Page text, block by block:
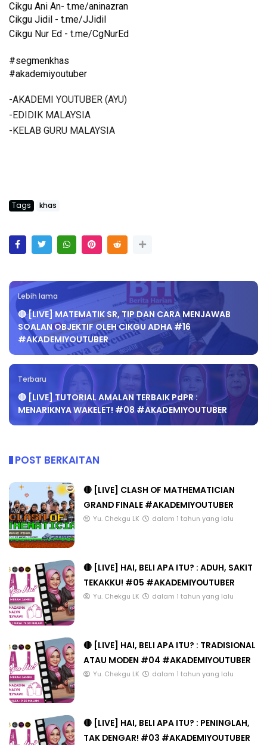
Cikgu Ani An- t.me/aninazran
Cikgu Jidil - t.me/JJidil
Cikgu Nur Ed - t.me/CgNurEd
#segmenkhas
#akademiyoutuber
-AKADEMI YOUTUBER (AYU)
-EDIDIK MALAYSIA
-KELAB GURU MALAYSIA
Tags khas
Lebih lama
🔴 [LIVE] MATEMATIK SR, TIP DAN CARA MENJAWAB
SOALAN OBJEKTIF OLEH CIKGU ADHA #16
#AKADEMIYOUTUBER
Terbaru
🔴 [LIVE] TUTORIAL AMALAN TERBAIK PdPR :
MENARIKNYA WAKELET! #08 #AKADEMIYOUTUBER
POST BERKAITAN
🔴 [LIVE] CLASH OF MATHEMATICIAN
GRAND FINALE #AKADEMIYOUTUBER
Yu. Chekgu LK dalam 1 tahun yang lalu
🔴 [LIVE] HAI, BELI APA ITU? : ADUH, SAKIT
TEKAKKU! #05 #AKADEMIYOUTUBER
Yu. Chekgu LK dalam 1 tahun yang lalu
🔴 [LIVE] HAI, BELI APA ITU? : TRADISIONAL
ATAU MODEN #04 #AKADEMIYOUTUBER
Yu. Chekgu LK dalam 1 tahun yang lalu
🔴 [LIVE] HAI, BELI APA ITU? : PENINGLAH,
TAK DENGAR! #03 #AKADEMIYOUTUBER